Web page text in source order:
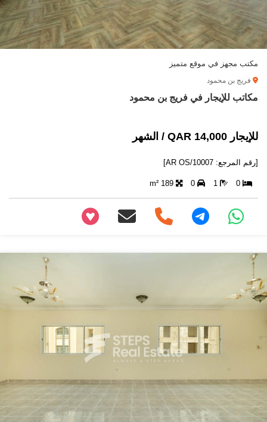
مكتب مجهز في موقع متميز
فريج بن محمود
مكاتب للإيجار في فريج بن محمود
للإيجار 14,000 QAR / الشهر
[رقم المرجع: AR OS/10007]
0
1
0
189 m²